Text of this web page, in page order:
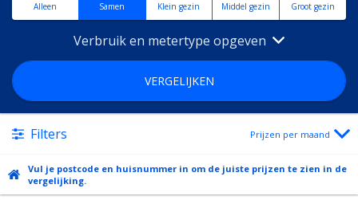
Alleen Samen Klein gezin Middel gezin Groot gezin
Verbruik en metertype opgeven
VERGELIJKEN
Filters Prijzen per maand
Vul je postcode en huisnummer in om de juiste prijzen te zien in de
vergelijking.